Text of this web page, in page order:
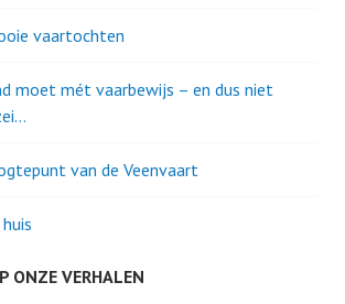
vaartochten
moet mét vaarbewijs – en dus niet
van de Veenvaart
ONZE VERHALEN